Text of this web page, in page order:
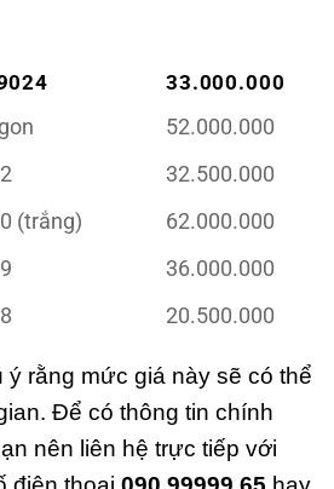
33.000.000
52.000.000
32.500.000
(trắng)
62.000.000
36.000.000
20.500.000
ý rằng mức giá này sẽ có thể
Để có thông tin chính
nên liên hệ trực tiếp với